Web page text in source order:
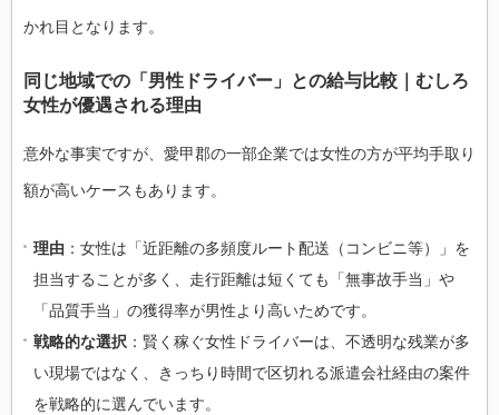
かれ目となります。
同じ地域での「男性ドライバー」との給与比較｜むしろ
女性が優遇される理由
意外な事実ですが、愛甲郡の一部企業では女性の方が平均手取り
額が高いケースもあります。
理由 ：女性は「近距離の多頻度ルート配送（コンビニ等）」を
担当することが多く、走行距離は短くても「無事故手当」や
「品質手当」の獲得率が男性より高いためです。
戦略的な選択 ：賢く稼ぐ女性ドライバーは、不透明な残業が多
い現場ではなく、きっちり時間で区切れる派遣会社経由の案件
を戦略的に選んでいます。